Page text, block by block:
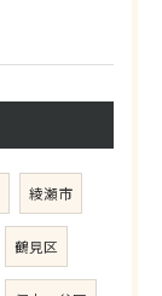
綾瀬市
鶴見区